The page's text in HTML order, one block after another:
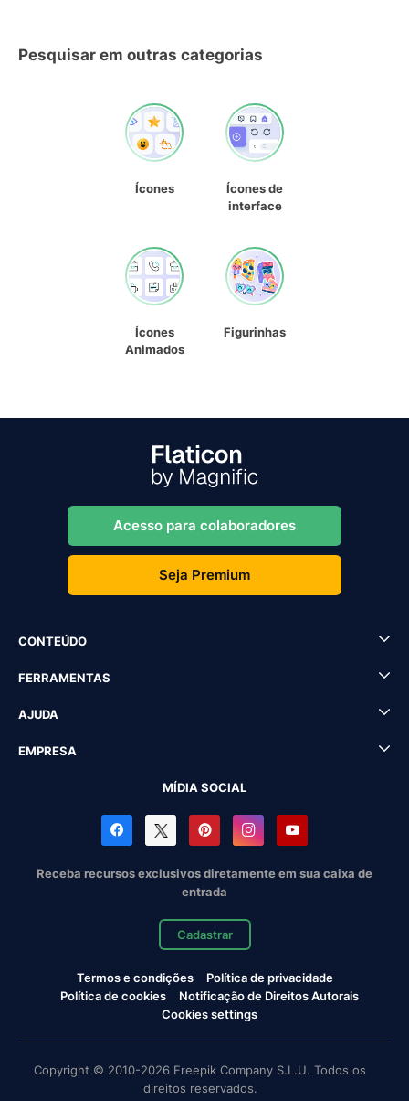
Pesquisar em outras categorias
Ícones
Ícones de
interface
Ícones
Animados
Figurinhas
Acesso para colaboradores
Seja Premium
CONTEÚDO
FERRAMENTAS
AJUDA
EMPRESA
MÍDIA SOCIAL
Receba recursos exclusivos diretamente em sua caixa de
entrada
Cadastrar
Termos e condições
Política de privacidade
Política de cookies
Notificação de Direitos Autorais
Cookies settings
Copyright © 2010-2026 Freepik Company S.L.U. Todos os
direitos reservados.